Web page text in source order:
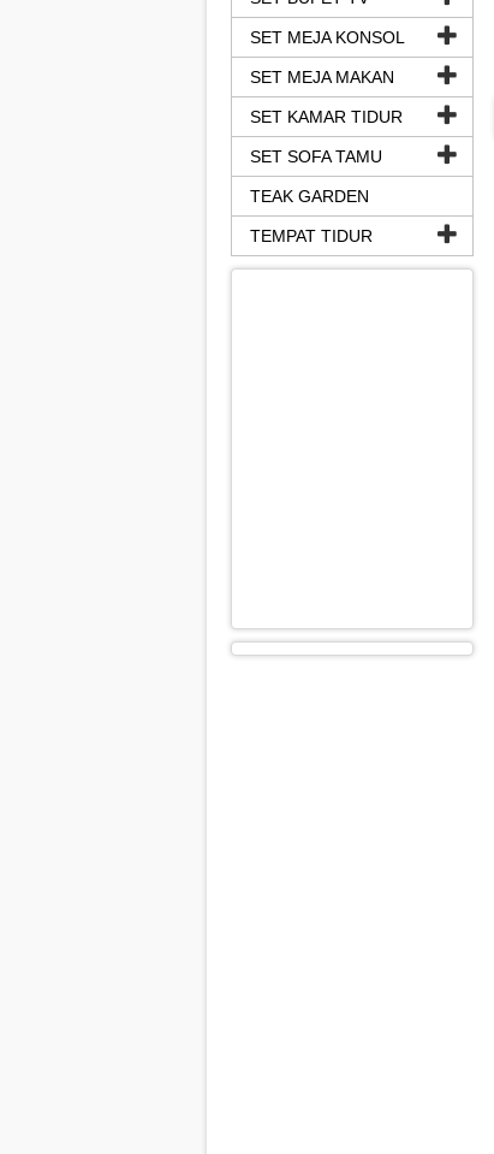
SET MEJA KONSOL
SET MEJA MAKAN
SET KAMAR TIDUR
SET SOFA TAMU
TEAK GARDEN
TEMPAT TIDUR